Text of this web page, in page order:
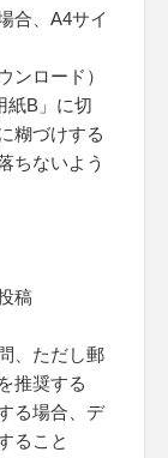
合、A4サイ
ンロード）
紙B」に切
糊づけする
ちないよう
稿
、ただし郵
推奨する
る場合、デ
ること